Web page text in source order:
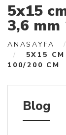
5x15
3,6 mm
ANASAYFA
5X15
100/200 CM
Blog